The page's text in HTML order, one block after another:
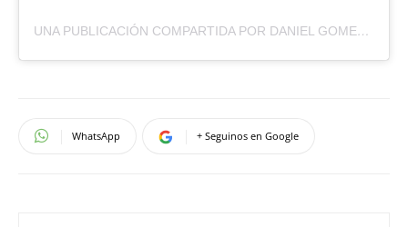
UNA PUBLICACIÓN COMPARTIDA POR DANIEL GOMEZ GESTEIRA (@GOMEZGESTEIRA)
WhatsApp + Seguinos en Google